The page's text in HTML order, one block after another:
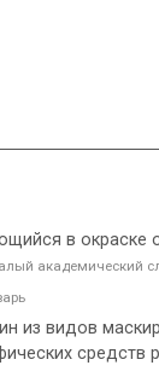
в окраске
академический
из видов
средств